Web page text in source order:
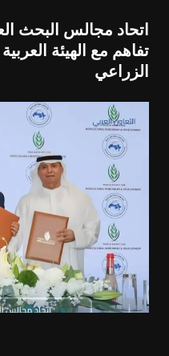
اتحاد مجالس البحث
تفاهم مع الهيئة العربية
الزراعي